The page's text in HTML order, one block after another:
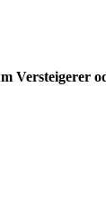
Versteigerer